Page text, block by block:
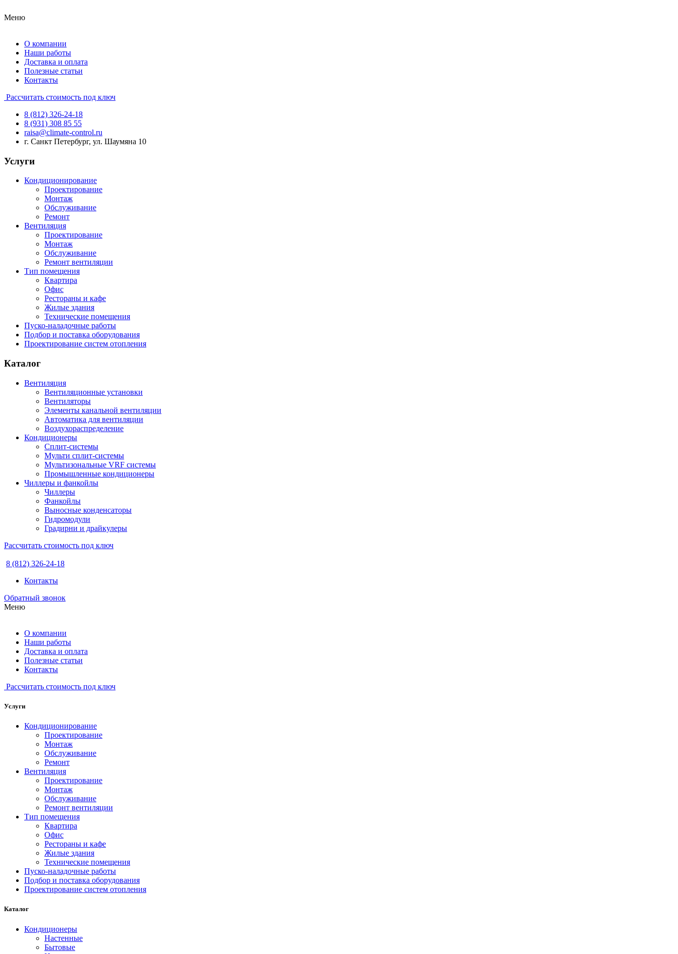
Меню
О компании
Наши работы
Доставка и оплата
Полезные статьи
Контакты
Рассчитать стоимость под ключ
8 (812) 326-24-18
8 (931) 308 85 55
raisa@climate-control.ru
г. Санкт Петербург, ул. Шаумяна 10
Услуги
Кондиционирование
Проектирование
Монтаж
Обслуживание
Ремонт
Вентиляция
Проектирование
Монтаж
Обслуживание
Ремонт вентиляции
Тип помещения
Квартира
Офис
Рестораны и кафе
Жилые здания
Технические помещения
Пуско-наладочные работы
Подбор и поставка оборудования
Проектирование систем отопления
Каталог
Вентиляция
Вентиляционные установки
Вентиляторы
Элементы канальной вентиляции
Автоматика для вентиляции
Воздухораспределение
Кондиционеры
Сплит-системы
Мульти сплит-системы
Мультизональные VRF системы
Промышленные кондиционеры
Чиллеры и фанкойлы
Чиллеры
Фанкойлы
Выносные конденсаторы
Гидромодули
Градирни и драйкулеры
Рассчитать стоимость под ключ
8 (812) 326-24-18
Контакты
Обратный звонок
Меню
О компании
Наши работы
Доставка и оплата
Полезные статьи
Контакты
Рассчитать стоимость под ключ
Услуги
Кондиционирование
Проектирование
Монтаж
Обслуживание
Ремонт
Вентиляция
Проектирование
Монтаж
Обслуживание
Ремонт вентиляции
Тип помещения
Квартира
Офис
Рестораны и кафе
Жилые здания
Технические помещения
Пуско-наладочные работы
Подбор и поставка оборудования
Проектирование систем отопления
Каталог
Кондиционеры
Настенные
Бытовые